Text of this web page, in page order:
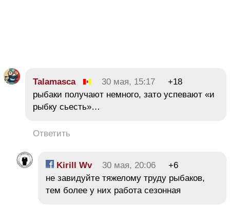
Talamasca 30 мая, 15:17
+18
рыбаки получают немного, зато успевают «и
рыбку сьесть»…
Ответить
Kirill Wv 30 мая, 20:06
+6
не завидуйте тяжелому труду рыбаков,
тем более у них работа сезонная